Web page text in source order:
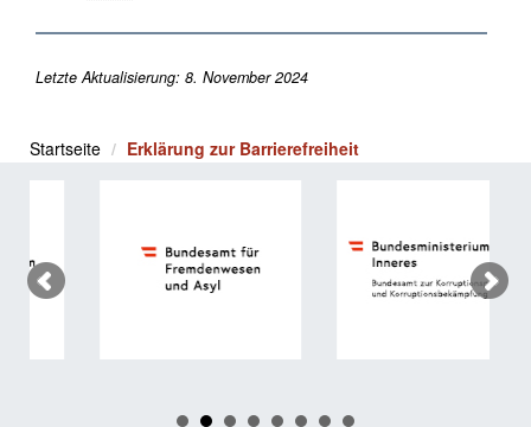
Letzte Aktualisierung: 8. November 2024
Startseite Erklärung zur Barrierefreiheit